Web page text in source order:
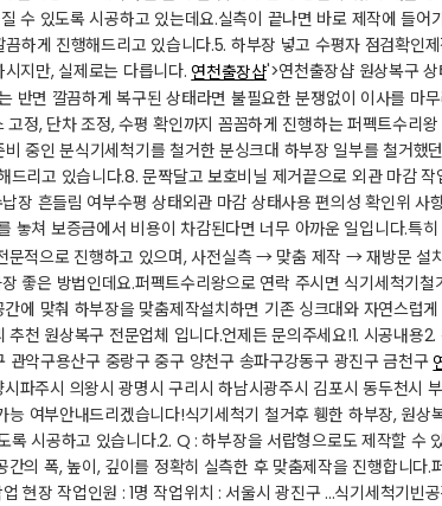
수 있도록 시공하고 있는데요.​실측이 끝나면 바로 제작에 들
하게 진행해드리고 있습니다.​​5. 하부장 넣고 수평자 점검확
지만, 실제로는 다릅니다. 연천출장샵'>연천출장샵 ​원상복구
면 깔끔하게 복구된 상태라면 불필요한 분쟁없이 이사를
정, 단차 조정, 수평 확인까지 꼼꼼하게 진행하는 퍼펙트수리
중인 분식기세척기를 철거한 분싱크대 하부장 일부를 철거
리고 있습니다.​​8. 문짝달고 보호비닐 제거​끝으로 외관 마감
장 흔들림 여부수평 상태외관 마감 상태사용 편의성 확인​위
쳐 보증금에서 비용이 차감된다면 너무 아까운 일입니다.​특
적으로 진행하고 있으며, 사전실측 → 맞춤 제작 → 재방문 설
좋은 방법인데요.​퍼펙트수리왕으로 연락 주시면 식기세척기
맞춰 하부장을 맞춤제작설치하면 기존 싱크대와 자연스럽
천 원상복구 전문업체 입니다.​언제든 문의주세요!​1. 시공내용
악구용산구 중랑구 중구 양천구 송파구강동구 광진구 금천구
주시 의왕시 광명시 구리시 하남시광주시 김포시 동두천시
여부안내드리겠습니다!​식기세척기 철거후 휑한 하부장, 원
시공하고 있습니다.​2. Q : 하부장을 서랍형으로도 제작할
의 폭, 높이, 깊이를 정확히 실측한 후 맞춤제작을 진행합니
현장 작업인원 : 1명 작업위치 : 서울시 광진구 ...​식기세척기